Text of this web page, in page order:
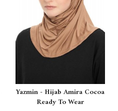
Yazmin - Hijab Amira Cocoa
Ready To Wear